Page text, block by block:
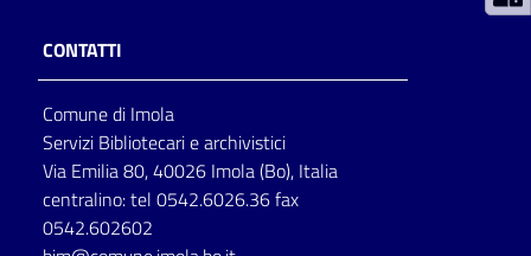
Seguici
su
CONTATTI
Comune di Imola
Servizi Bibliotecari e archivistici
Via Emilia 80, 40026 Imola (Bo), Italia
centralino: tel 0542.6026.36 fax
0542.602602